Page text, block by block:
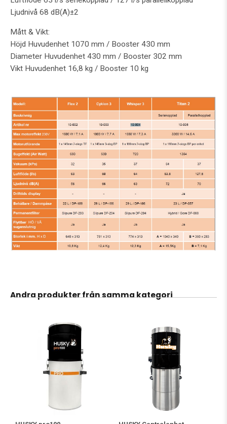
Ljudnivå 68 dB(A)±2
Mått & Vikt:
Höjd Huvudenhet 1070 mm / Booster 430 mm
Diameter Huvudenhet 430 mm / Booster 302 mm
Vikt Huvudenhet 16,8 kg / Booster 10 kg
Andra produkter från samma kategori